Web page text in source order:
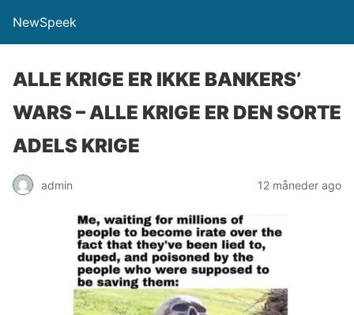
NewSpeek
ALLE KRIGE ER IKKE BANKERS’
WARS – ALLE KRIGE ER DEN SORTE
ADELS KRIGE
admin 12 måneder ago